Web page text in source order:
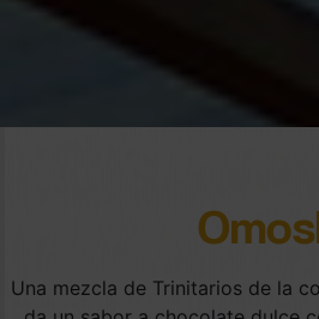
Una mezcla de Trinitarios de la